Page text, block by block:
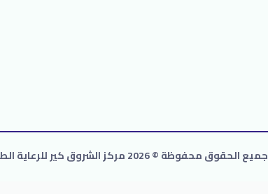
جميع الحقوق محفوظة©